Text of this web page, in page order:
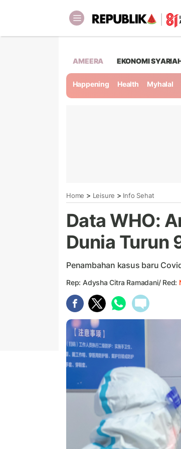
AMEERA EKONOMI
Happening Health Myhalal
Home > Leisure > Info Sehat
Data WHO:
Dunia Turun
Penambahan kasus baru
Rep: Adysha Citra Ramadani/ Red: